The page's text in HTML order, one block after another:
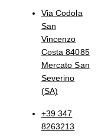
Via Codola
San
Vincenzo
Costa 84085
Mercato San
Severino
(SA)
+39 347
8263213